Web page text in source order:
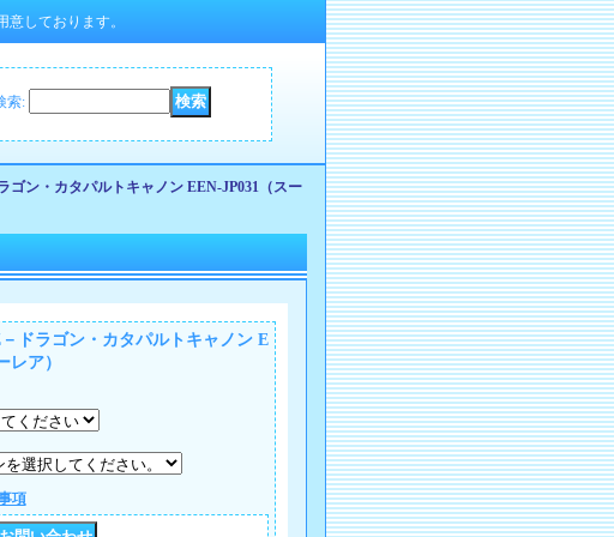
しております。
索:
ゴン・カタパルトキャノン EEN-JP031（スー
ドラゴン・カタパルトキャノン E
レア）
項